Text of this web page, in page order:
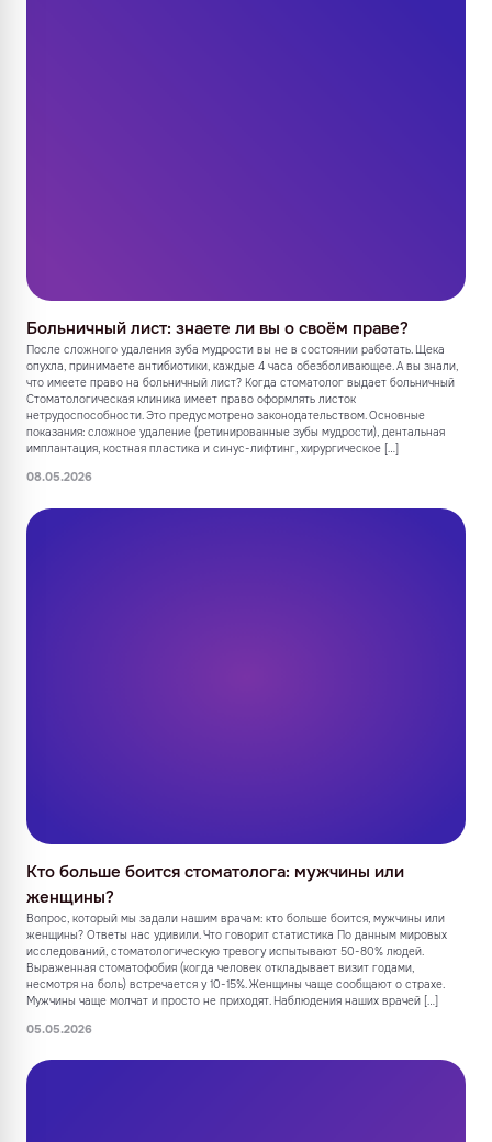
Больничный лист: знаете ли вы о своём праве?
После сложного удаления зуба мудрости вы не в состоянии работать. Щека
опухла, принимаете антибиотики, каждые 4 часа обезболивающее. А вы знали,
что имеете право на больничный лист? Когда стоматолог выдает больничный
Стоматологическая клиника имеет право оформлять листок
нетрудоспособности. Это предусмотрено законодательством. Основные
показания: сложное удаление (ретинированные зубы мудрости), дентальная
имплантация, костная пластика и синус-лифтинг, хирургическое […]
08.05.2026
Кто больше боится стоматолога: мужчины или
женщины?
Вопрос, который мы задали нашим врачам: кто больше боится, мужчины или
женщины? Ответы нас удивили. Что говорит статистика По данным мировых
исследований, стоматологическую тревогу испытывают 50-80% людей.
Выраженная стоматофобия (когда человек откладывает визит годами,
несмотря на боль) встречается у 10-15%. Женщины чаще сообщают о страхе.
Мужчины чаще молчат и просто не приходят. Наблюдения наших врачей […]
05.05.2026